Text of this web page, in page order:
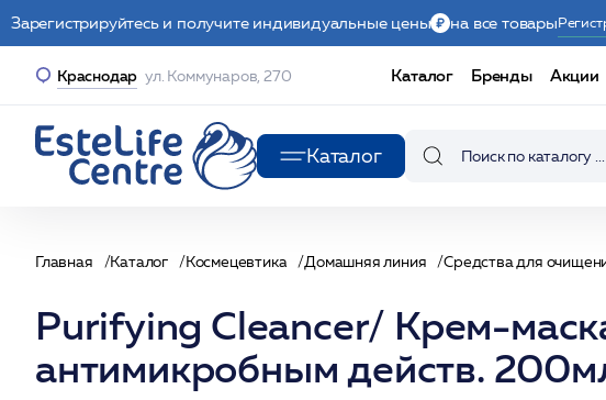
Зарегистрируйтесь и получите индивидуальные цены на все товары
Краснодар ул. Коммунаров, 270 Каталог Бренды Акции
Каталог
Главная Каталог Космецевтика Домашняя линия Средства для
Purifying Cleancer/ Крем-
антимикробным действ.